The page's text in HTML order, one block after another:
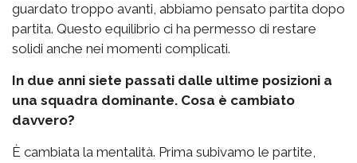
guardato troppo avanti, abbiamo pensato partita dopo
partita. Questo equilibrio ci ha permesso di restare
solidi anche nei momenti complicati.
In due anni siete passati dalle ultime posizioni a
una squadra dominante. Cosa è cambiato
davvero?
È cambiata la mentalità. Prima subivamo le partite,